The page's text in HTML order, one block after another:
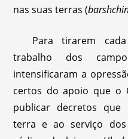
nas suas terras (
Para tirarem
trabalho dos
intensificaram a
certos do apoio que o
publicar decretos que
terra e ao serviço